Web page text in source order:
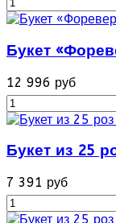
Букет
12 996 руб
Букет из 25
7 391 руб